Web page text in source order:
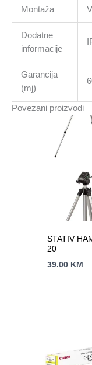
Montaža
Dodatne
informacije
Garancija
(mj)
Povezani proizvodi
STATIV
20
39.00 KM